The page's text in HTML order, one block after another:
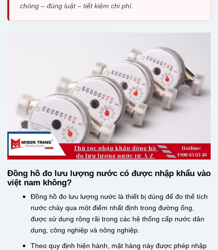
chóng – đúng luật – tiết kiệm chi phí.
Đồng hồ đo lưu lượng nước có được nhập khẩu vào
việt nam không?
Đồng hồ đo lưu lượng nước là thiết bị dùng để đo thể tích
nước chảy qua một điểm nhất định trong đường ống,
được sử dụng rộng rãi trong các hệ thống cấp nước dân
dụng, công nghiệp và nông nghiệp.
Theo quy định hiện hành, mặt hàng này được phép nhập